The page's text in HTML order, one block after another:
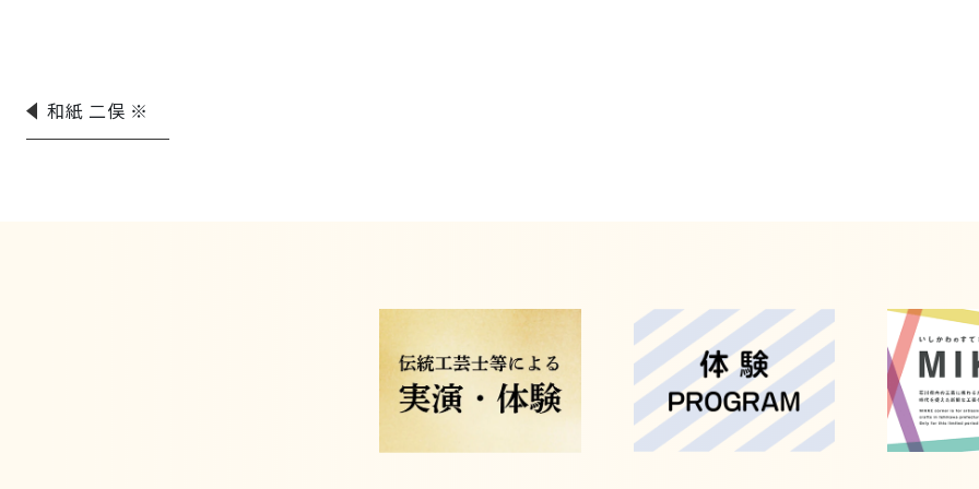
和紙 二俣 ※